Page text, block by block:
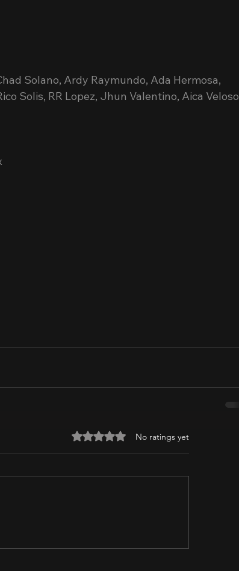
Solano, Ardy Raymundo, Ada Hermosa,
Solis, RR Lopez, Jhun Valentino, Aica Veloso
Rated 0 out of 5 stars.
No ratings yet